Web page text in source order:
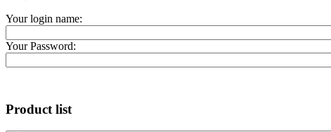
Your login name:
Your Password:
Product list